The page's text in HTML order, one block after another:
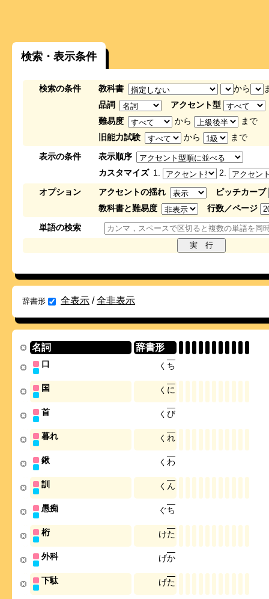
検索・表示条件
検索の条件 教科書 から
品詞
アクセント型
難易度
から
まで
旧能力試験
から
まで
表示の条件
表示順序
カスタマイズ 1.
2.
オプション
アクセントの揺れ
ピッチカーブ
教科書と難易度
行数／ページ
単語の検索
辞書形 全表示 /全非表示
名詞 辞書形
口 く ち
国 く に
首 く び
暮れ く れ
鍬 く わ
訓 く ん
愚痴 ぐち
桁 けた
外科 げか
下駄 げた